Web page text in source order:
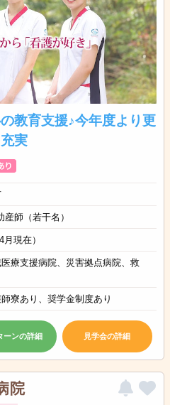
教育支援♪今年度より更
実
師（若干名）
現在）
療支援病院、災害拠点病院、救
寮あり、奨学金制度あり
ーンの詳細 見学会の詳細
院